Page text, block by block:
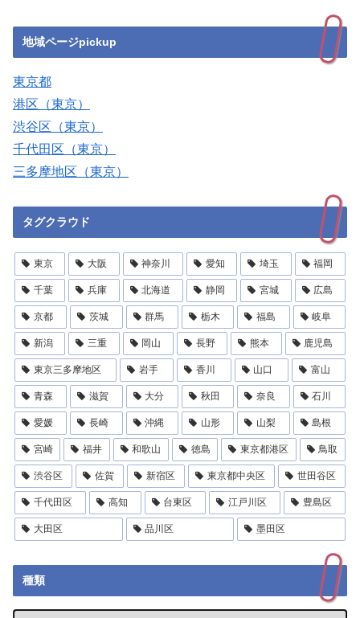
地域ページpickup
東京都
港区（東京）
渋谷区（東京）
千代田区（東京）
三多摩地区（東京）
タグクラウド
東京 大阪 神奈川 愛知 埼玉 福岡
千葉 兵庫 北海道 静岡 宮城 広島
京都 茨城 群馬 栃木 福島 岐阜
新潟 三重 岡山 長野 熊本 鹿児島
東京三多摩地区 岩手 香川 山口 富山
青森 滋賀 大分 秋田 奈良 石川
愛媛 長崎 沖縄 山形 山梨 島根
宮崎 福井 和歌山 徳島 東京都港区 鳥取
渋谷区 佐賀 新宿区 東京都中央区 世田谷区
千代田区 高知 台東区 江戸川区 豊島区
大田区 品川区 墨田区
種類